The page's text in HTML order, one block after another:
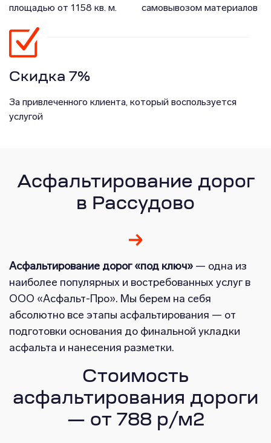
площадью от 1158 кв. м.
самовывозом материалов
Скидка 7%
За привлеченного клиента, который воспользуется
услугой
Асфальтирование дорог
в Рассудово
Асфальтирование дорог «под ключ» — одна из
наиболее популярных и востребованных услуг в
ООО «Асфальт-Про». Мы берем на себя
абсолютно все этапы асфальтирования — от
подготовки основания до финальной укладки
асфальта и нанесения разметки.
Стоимость
асфальтирования дороги
— от 788 р/м2